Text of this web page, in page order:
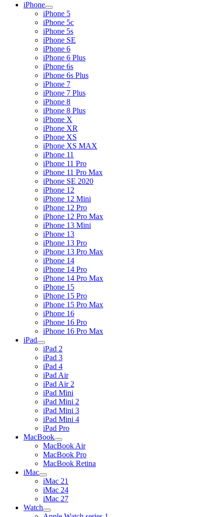
iPhone
iPhone 5
iPhone 5c
iPhone 5s
iPhone SE
iPhone 6
iPhone 6 Plus
iPhone 6s
iPhone 6s Plus
iPhone 7
iPhone 7 Plus
iPhone 8
iPhone 8 Plus
iPhone X
iPhone XR
iPhone XS
iPhone XS MAX
iPhone 11
iPhone 11 Pro
iPhone 11 Pro Max
iPhone SE 2020
iPhone 12
iPhone 12 Mini
iPhone 12 Pro
iPhone 12 Pro Max
iPhone 13 Mini
iPhone 13
iPhone 13 Pro
iPhone 13 Pro Max
iPhone 14
iPhone 14 Pro
iPhone 14 Pro Max
iPhone 15
iPhone 15 Pro
iPhone 15 Pro Max
iPhone 16
iPhone 16 Pro
iPhone 16 Pro Max
iPad
iPad 2
iPad 3
iPad 4
iPad Air
iPad Air 2
iPad Mini
iPad Mini 2
iPad Mini 3
iPad Mini 4
iPad Pro
MacBook
MacBook Air
MacBook Pro
MacBook Retina
iMac
iMac 21
iMac 24
iMac 27
Watch